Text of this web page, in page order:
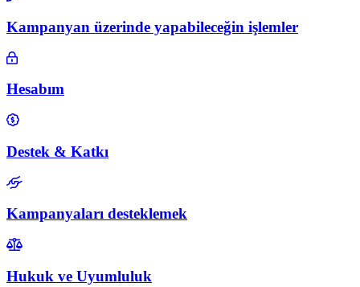
Kampanyan üzerinde yapabileceğin işlemler
Hesabım
Destek & Katkı
Kampanyaları desteklemek
Hukuk ve Uyumluluk